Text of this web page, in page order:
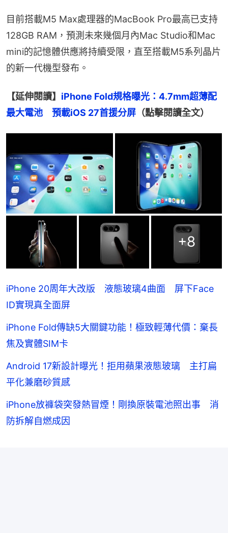
目前搭載M5 Max處理器的MacBook Pro最高已支持
128GB RAM，預測未來幾個月內Mac Studio和Mac
mini的記憶體供應將持續受限，直至搭載M5系列晶片
的新一代機型發布。
【延伸閱讀】 iPhone Fold規格曝光：4.7mm超薄配
最大電池　預載iOS 27首援分屏 （點擊閱讀全文）
+8
iPhone 20周年大改版 液態玻璃4曲面 屏下Face
ID實現真全面屏
iPhone Fold傳缺5大關鍵功能！極致輕薄代價：棄長
焦及實體SIM卡
Android 17新設計曝光！拒用蘋果液態玻璃 主打扁
平化兼磨砂質感
iPhone放褲袋突發熱冒煙！剛換原裝電池照出事 消
防拆解自燃成因